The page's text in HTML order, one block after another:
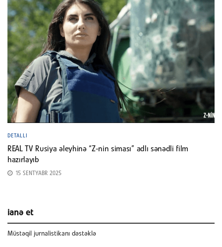
DETALLI
REAL TV Rusiya əleyhinə “Z-nin siması” adlı sənədli film
hazırlayıb
15 SENTYABR 2025
ianə et
Müstəqil jurnalistikanı dəstəklə